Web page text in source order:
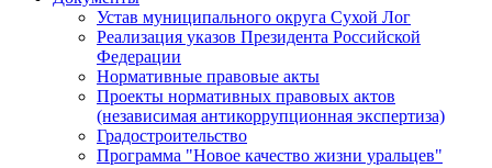
Устав муниципального округа Сухой Лог
Реализация указов Президента Российской
Федерации
Нормативные правовые акты
Проекты нормативных правовых актов
(независимая антикоррупционная экспертиза)
Градостроительство
Программа "Новое качество жизни уральцев"